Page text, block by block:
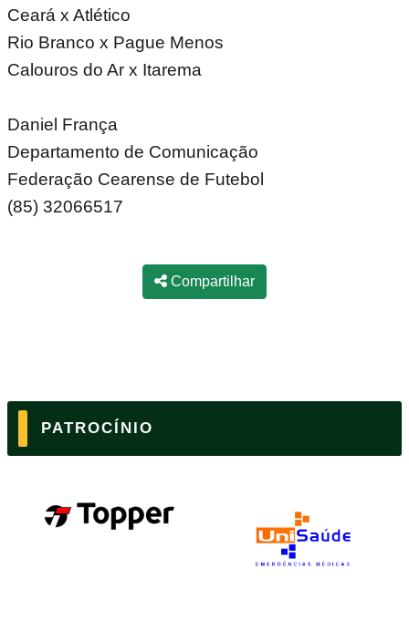
Ceará x Atlético
Rio Branco x Pague Menos
Calouros do Ar x Itarema
Daniel França
Departamento de Comunicação
Federação Cearense de Futebol
(85) 32066517
Compartilhar
PATROCÍNIO